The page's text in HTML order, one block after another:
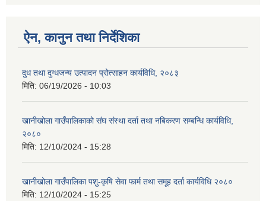
ऐन, कानुन तथा निर्देशिका
दुध तथा दुग्धजन्य उत्पादन प्रोत्साहन कार्यविधि, २०८३
मिति: 06/19/2026 - 10:03
खानीखोला गाउँपालिकाको संघ संस्था दर्ता तथा नबिकरण सम्बन्धि कार्यविधि,
२०८०
मिति: 12/10/2024 - 15:28
खानीखोला गाउँपालिका पशु-कृषि सेवा फार्म तथा समूह दर्ता कार्यविधि २०८०
मिति: 12/10/2024 - 15:25